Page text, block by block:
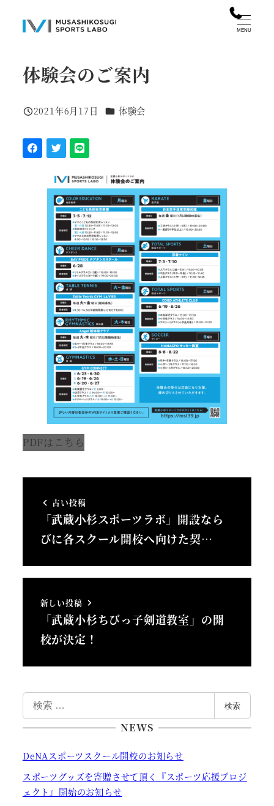
MENU
体験会のご案内
投稿日
2021年6月17日 カテゴリー
体験会
PDFはこちら
古い投稿
「武蔵⼩杉スポーツラボ」開設なら
びに各スクール開校へ向けた契…
新しい投稿
「武蔵小杉ちびっ子剣道教室」の開
校が決定！
索
検索
NEWS
DeNAスポーツスクール開校のお知らせ
スポーツグッズを寄贈させて頂く『スポーツ応援プロジ
ェクト』開始のお知らせ